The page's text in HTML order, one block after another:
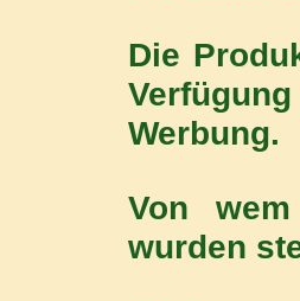
Die
Werbung.
Von
wurden